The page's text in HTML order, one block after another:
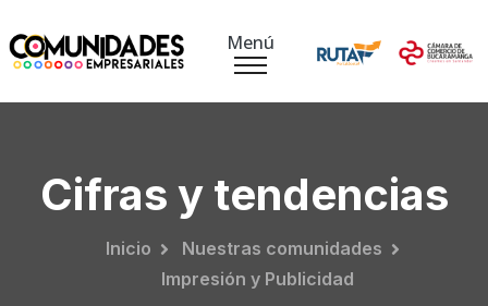
Menú
Cifras y tendencias
Inicio
Nuestras comunidades
Impresión y Publicidad